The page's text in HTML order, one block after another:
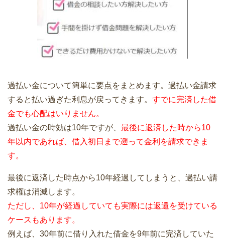
過払い金について簡単に要点をまとめます。過払い金請求
すると払い過ぎた利息が戻ってきます。 すでに完済した借
金でも心配はいりません。
過払い金の時効は10年ですが、 最後に返済した時から10
年以内であれば、借入初日まで遡って金利を請求できま
す。
最後に返済した時点から10年経過してしまうと、過払い請
求権は消滅します。
ただし、10年が経過していても実際には返還を受けている
ケースもあります。
例えば、30年前に借り入れた借金を9年前に完済していた